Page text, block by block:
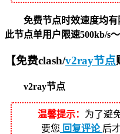
免费节点时效速度均有
此节点单用户限速500kb/s～
【免费clash/v2ray节点
v2ray节点
温馨提示： 为了避
要您 回复评论 后